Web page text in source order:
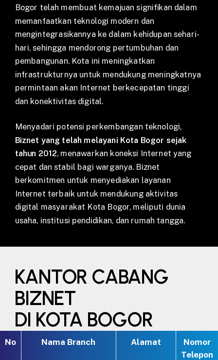
Bogor telah membuat kemajuan signifikan dalam
memanfaatkan teknologi modern dan
mengintegrasikannya ke dalam kehidupan sehari-
hari, sehingga mendorong pertumbuhan dan
pembangunan. Kota ini meningkatkan
infrastrukturnya untuk mendukung meningkatnya
permintaan akan Internet berkecepatan tinggi
dan konektivitas digital.
Menyadari potensi perkembangan teknologi,
Biznet yang telah melayani Kota Bogor sejak
tahun 2012, menawarkan koneksi Internet yang
cepat dan stabil bagi warganya. Biznet
berkomitmen untuk menyediakan layanan
Internet terbaik untuk mendukung aktivitas
digital masyarakat Kota Bogor, meliputi dunia
usaha, institusi pendidikan, dan rumah tangga.
KANTOR CABANG
BIZNET
DI KOTA BOGOR
No Nama Branch Alamat
Nomor
Telepon